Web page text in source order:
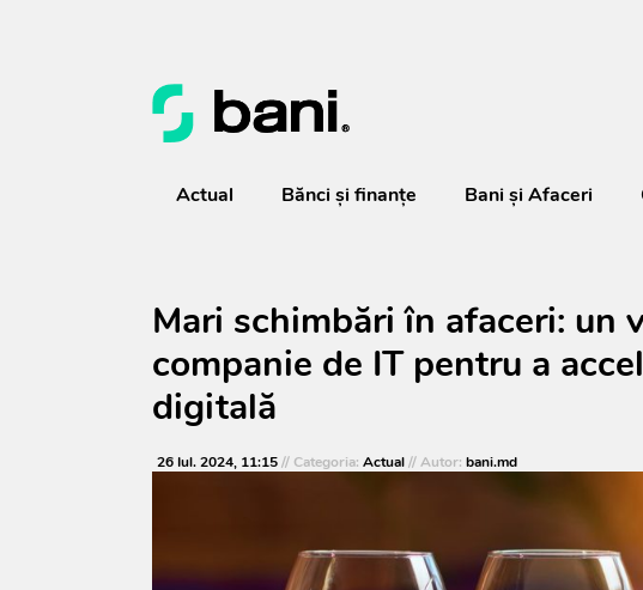
Actual Bănci şi finanţe Bani și Afaceri
Mari schimbări în afaceri: un
companie de IT pentru a
digitală
26 Iul. 2024, 11:15// Categoria: Actual// Autor: bani.md